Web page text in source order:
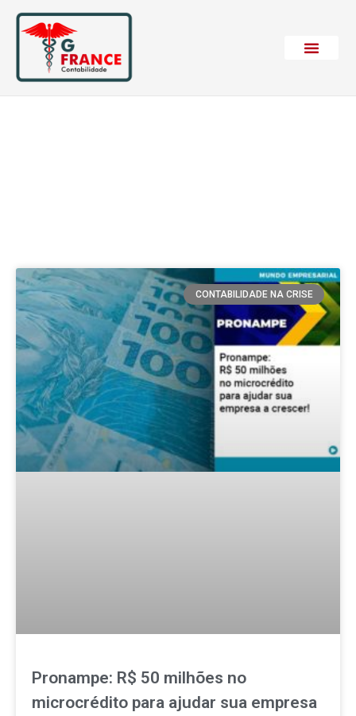
CONTABILIDADE NA CRISE
Pronampe: R$ 50 milhões no
microcrédito para ajudar sua empresa